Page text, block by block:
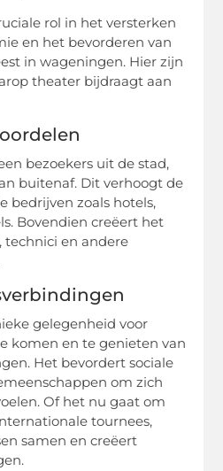
rol in het versterken
en het bevorderen van
in wageningen. Hier zijn
theater bijdraagt aan
bezoekers uit de stad,
buitenaf. Dit verhoogt de
bedrijven zoals hotels,
Bovendien creëert het
technici en andere
gelegenheid voor
komen en te genieten van
Het bevordert sociale
om zich
Of het nu gaat om
tournees,
samen en creëert